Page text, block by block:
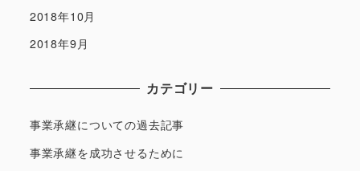
2018年10月
2018年9月
カテゴリー
事業承継についての過去記事
事業承継を成功させるために